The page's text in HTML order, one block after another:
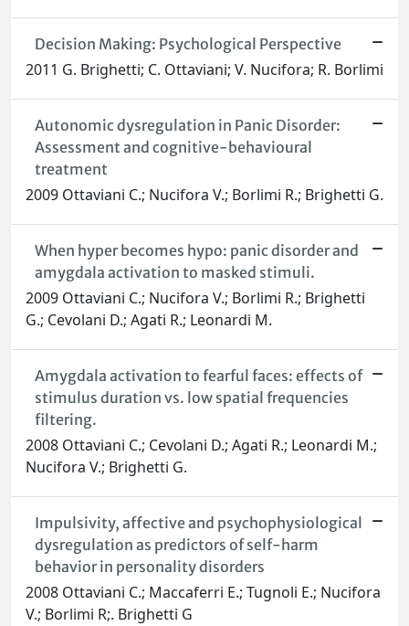
Decision Making: Psychological Perspective
2011 G. Brighetti; C. Ottaviani; V. Nucifora; R. Borlimi
Autonomic dysregulation in Panic Disorder:
Assessment and cognitive-behavioural
treatment
2009 Ottaviani C.; Nucifora V.; Borlimi R.; Brighetti G.
When hyper becomes hypo: panic disorder and
amygdala activation to masked stimuli.
2009 Ottaviani C.; Nucifora V.; Borlimi R.; Brighetti
G.; Cevolani D.; Agati R.; Leonardi M.
Amygdala activation to fearful faces: effects of
stimulus duration vs. low spatial frequencies
filtering.
2008 Ottaviani C.; Cevolani D.; Agati R.; Leonardi M.;
Nucifora V.; Brighetti G.
Impulsivity, affective and psychophysiological
dysregulation as predictors of self-harm
behavior in personality disorders
2008 Ottaviani C.; Maccaferri E.; Tugnoli E.; Nucifora
V.; Borlimi R;. Brighetti G